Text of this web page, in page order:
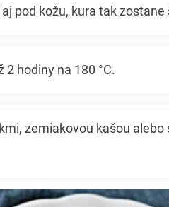
pod kožu, kura tak zostane
hodiny na 180 °C.
zemiakovou kašou alebo